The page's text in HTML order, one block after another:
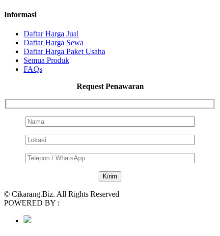
Informasi
Daftar Harga Jual
Daftar Harga Sewa
Daftar Harga Paket Usaha
Semua Produk
FAQs
Request Penawaran
© Cikarang.Biz. All Rights Reserved
POWERED BY :